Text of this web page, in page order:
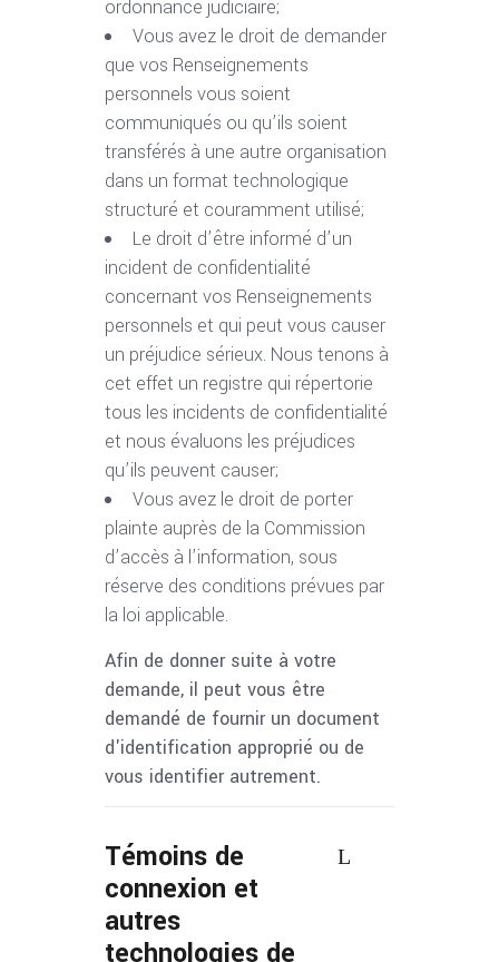
ordonnance judiciaire;
Vous avez le droit de demander
que vos Renseignements
personnels vous soient
communiqués ou qu’ils soient
transférés à une autre organisation
dans un format technologique
structuré et couramment utilisé;
Le droit d’être informé d’un
incident de confidentialité
concernant vos Renseignements
personnels et qui peut vous causer
un préjudice sérieux. Nous tenons à
cet effet un registre qui répertorie
tous les incidents de confidentialité
et nous évaluons les préjudices
qu’ils peuvent causer;
Vous avez le droit de porter
plainte auprès de la Commission
d’accès à l’information, sous
réserve des conditions prévues par
la loi applicable.
Afin de donner suite à votre
demande, il peut vous être
demandé de fournir un document
d'identification approprié ou de
vous identifier autrement.
Témoins de
connexion et
autres
technologies de